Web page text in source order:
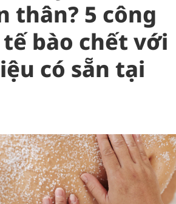
thân? 5 công
bào chết với
có sẵn tại